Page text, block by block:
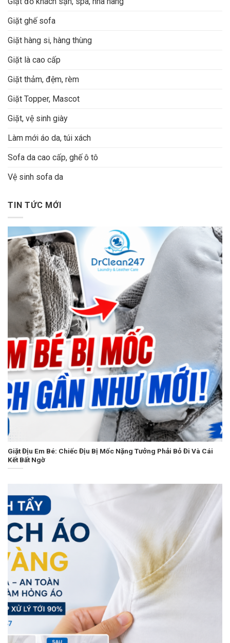
Giặt ghế sofa
Giặt hàng si, hàng thùng
Giặt là cao cấp
Giặt thảm, đệm, rèm
Giặt Topper, Mascot
Giặt, vệ sinh giày
Làm mới áo da, túi xách
Sofa da cao cấp, ghế ô tô
Vệ sinh sofa da
TIN TỨC MỚI
Giặt Địu Em Bé: Chiếc Địu Bị Mốc Nặng Tưởng Phải Bỏ Đi Và Cái
Kết Bất Ngờ